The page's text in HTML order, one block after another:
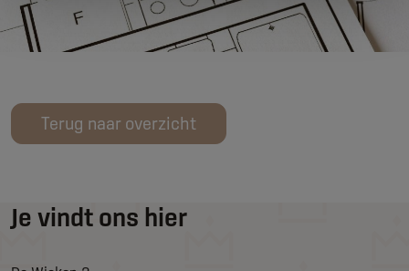
Terug naar overzicht
Je vindt ons hier